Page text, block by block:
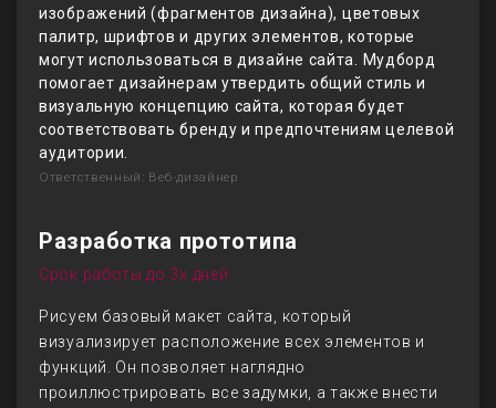
изображений (фрагментов дизайна), цветовых
палитр, шрифтов и других элементов, которые
могут использоваться в дизайне сайта. Мудборд
помогает дизайнерам утвердить общий стиль и
визуальную концепцию сайта, которая будет
соответствовать бренду и предпочтениям целевой
аудитории.
Ответственный: Веб-дизайнер
Разработка прототипа
Срок работы до 3х дней
Рисуем базовый макет сайта, который
визуализирует расположение всех элементов и
функций. Он позволяет наглядно
проиллюстрировать все задумки, а также внести